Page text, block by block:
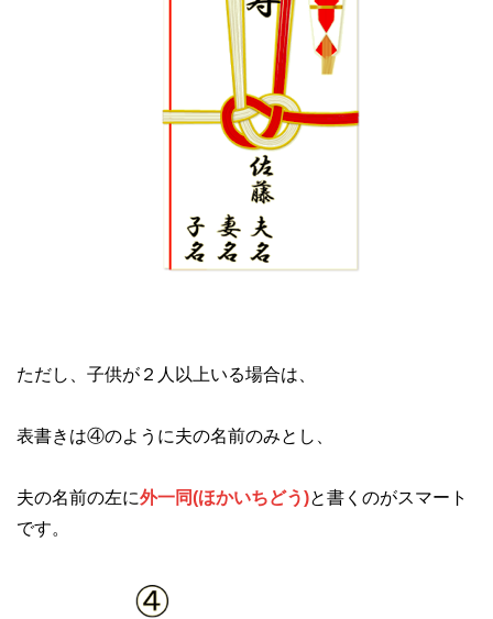
ただし、子供が２人以上いる場合は、
表書きは④のように夫の名前のみとし、
夫の名前の左に外一同(ほかいちどう)と書くのがスマート
です。